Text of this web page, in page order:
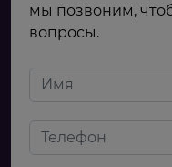
мы позвоним,
вопросы.